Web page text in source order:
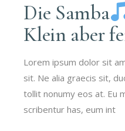
Die Samba
Klein aber
Lorem ipsum dolor sit
sit. Ne alia graecis sit,
tollit nonumy eos at. Eu
scribentur has, eum int